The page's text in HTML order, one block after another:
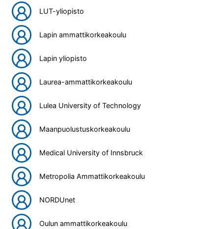
LUT-yliopisto
Lapin ammattikorkeakoulu
Lapin yliopisto
Laurea-ammattikorkeakoulu
Lulea University of Technology
Maanpuolustuskorkeakoulu
Medical University of Innsbruck
Metropolia Ammattikorkeakoulu
NORDUnet
Oulun ammattikorkeakoulu